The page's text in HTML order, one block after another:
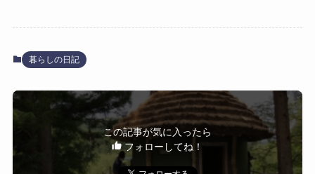
暮らしの日記
この記事が気に入ったら
フォローしてね！